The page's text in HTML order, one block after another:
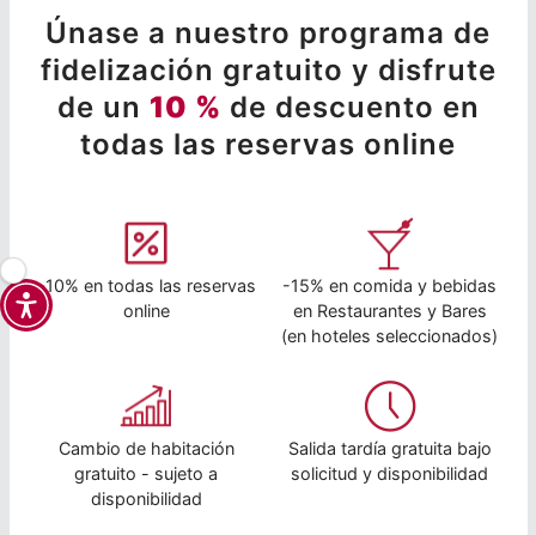
Únase a nuestro programa de
fidelización gratuito y disfrute
de un 10 % de descuento en
todas las reservas online
-10% en todas las reservas
online
-15% en comida y bebidas
en Restaurantes y Bares
(en hoteles seleccionados)
Cambio de habitación
gratuito - sujeto a
disponibilidad
Salida tardía gratuita bajo
solicitud y disponibilidad